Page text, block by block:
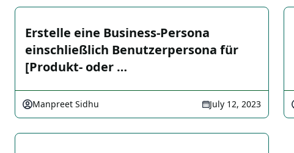
Erstelle eine Business-Persona
einschließlich Benutzerpersona für
[Produkt- oder …
Manpreet Sidhu July 12, 2023